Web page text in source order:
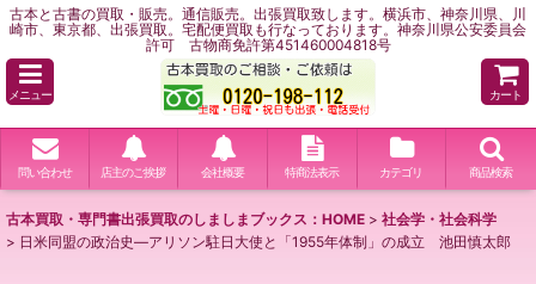
古本と古書の買取・販売。通信販売。出張買取致します。横浜市、神奈川県、川
崎市、東京都、出張買取。宅配便買取も行なっております。神奈川県公安委員会
許可 古物商免許第451460004818号
メニュー カート
問い合わせ 店主のご挨拶 会社概要 特商法表示 カテゴリ 商品検索
古本買取・専門書出張買取のしましまブックス：HOME > 社会学・社会科学
> 日米同盟の政治史―アリソン駐日大使と「1955年体制」の成立 池田慎太郎